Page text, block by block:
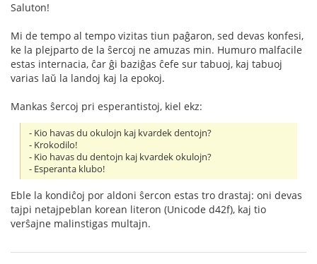
Saluton!
Mi de tempo al tempo vizitas tiun paĝaron, sed devas konfesi,
ke la plejparto de la ŝercoj ne amuzas min. Humuro malfacile
estas internacia, ĉar ĝi baziĝas ĉefe sur tabuoj, kaj tabuoj
varias laŭ la landoj kaj la epokoj.
Mankas ŝercoj pri esperantistoj, kiel ekz:
- Kio havas du okulojn kaj kvardek dentojn?
- Krokodilo!
- Kio havas du dentojn kaj kvardek okulojn?
- Esperanta klubo!
Eble la kondiĉoj por aldoni ŝercon estas tro drastaj: oni devas
tajpi netajpeblan korean literon (Unicode d42f), kaj tio
verŝajne malinstigas multajn.